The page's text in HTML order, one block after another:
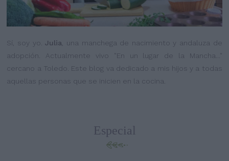
Sí, soy yo.Julia , una manchega de nacimiento y andaluza de
adopción. Actualmente vivo "En un lugar de la Mancha..."
cercano a Toledo. Este blog va dedicado a mis hijos y a todas
aquellas personas que se inicien en la cocina.
Especial